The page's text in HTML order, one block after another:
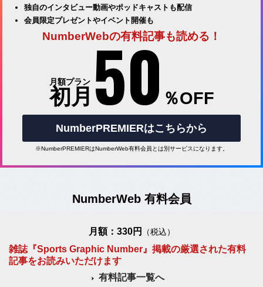
独自のインタビュー動画やポッドキャストも配信
会員限定プレゼントやイベント開催も
NumberWebの有料記事も読める！
月額プラン
初月 50 ％OFF
NumberPREMIERはこちらから
※NumberPREMIERはNumberWeb有料会員とは別サービスになります。
NumberWeb 有料会員
月額：330円 （税込）
雑誌『Sports Graphic Number』掲載の厳選された有料
記事をお読みいただけます
有料記事一覧へ